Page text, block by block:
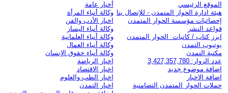
الموقع الرئيسي
هيئة ادارة الحوار المتمدن - للإتصال بنا
إحصائيات مؤسسة الحوار المتمدن
قواعد النشر
ابرز كتاب / كاتبات الحوار المتمدن
يوتيوب التمدن
مكتبة التمدن
عدد الزوار: 3,427,357,780
اضافة موضوع جديد
اضافة الاخبار
حملات الحوار المتمدن التضامنية
أخبار عامة
وكالة أنباء المرأة
اخبار الأدب والفن
وكالة أنباء اليسار
وكالة أنباء العلمانية
وكالة أنباء العمال
وكالة أنباء حقوق الإنسان
اخبار الرياضة
اخبار الاقتصاد
اخبار الطب والعلوم
اخبار التمدن